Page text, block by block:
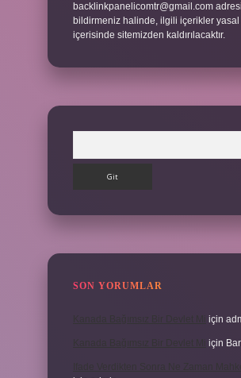
backlinkpanelicomtr@gmail.com
bildirmeniz halinde, ilgili içerikler yasal
içerisinde sitemizden kaldırılacaktır.
SON YORUMLAR
için
için